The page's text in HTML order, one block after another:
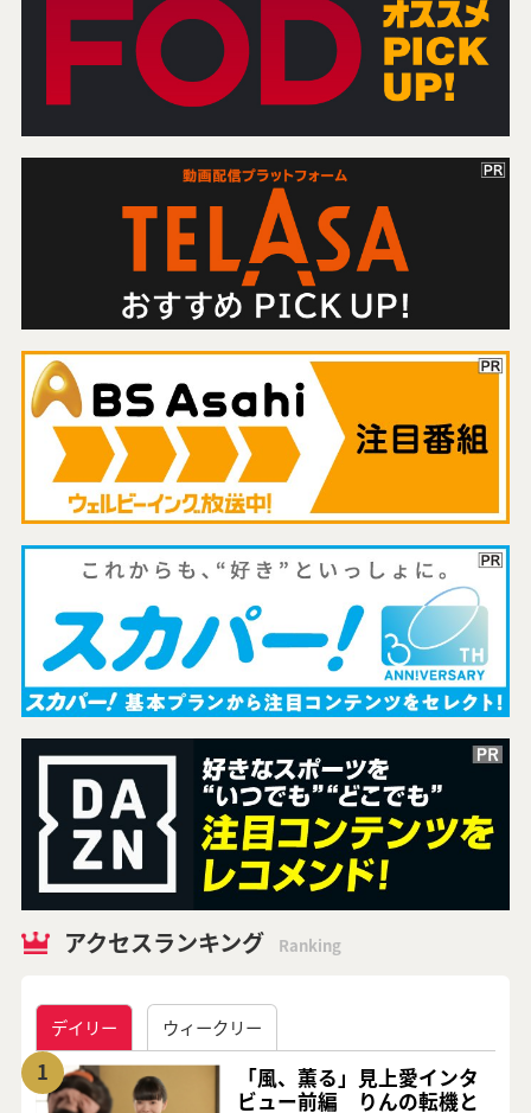
アクセスランキング Ranking
デイリー ウィークリー
1
「風、薫る」見上愛インタ
ビュー前編 りんの転機と